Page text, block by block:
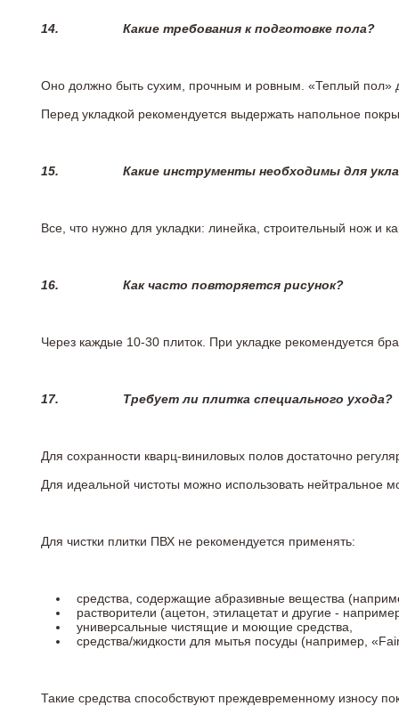
14. Какие требования к подготовке пола?
Оно должно быть сухим, прочным и ровным. «Теплый пол»
Перед укладкой рекомендуется выдержать напольное
15. Какие инструменты необходимы для
Все, что нужно для укладки: линейка, строительный нож и
16. Как часто повторяется рисунок?
Через каждые 10-30 плиток. При укладке рекомендуется
17. Требует ли плитка специального ухода?
Для сохранности кварц-виниловых полов достаточно
Для идеальной чистоты можно использовать
Для чистки плитки ПВХ не рекомендуется применять:
средства, содержащие абразивные вещества
растворители (ацетон, этилацетат и другие -
универсальные чистящие и моющие средства,
средства/жидкости для мытья посуды (например,
Такие средства способствуют преждевременному износу